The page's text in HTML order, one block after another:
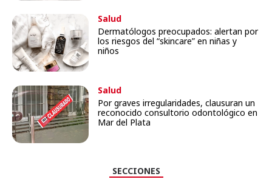
Salud
Dermatólogos preocupados: alertan por
los riesgos del “skincare” en niñas y
niños
Salud
Por graves irregularidades, clausuran un
reconocido consultorio odontológico en
Mar del Plata
SECCIONES